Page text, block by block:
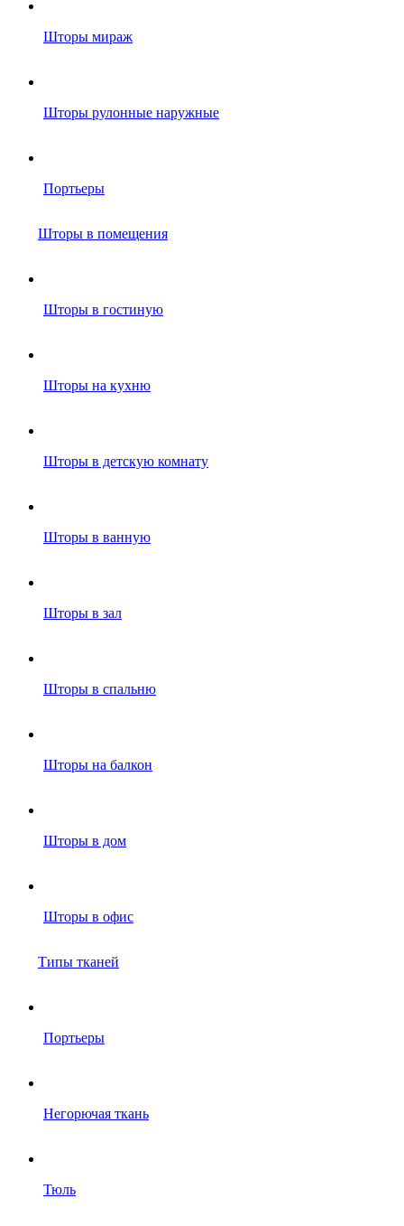
Шторы мираж
Шторы рулонные наружные
Портьеры
Шторы в помещения
Шторы в гостиную
Шторы на кухню
Шторы в детскую комнату
Шторы в ванную
Шторы в зал
Шторы в спальню
Шторы на балкон
Шторы в дом
Шторы в офис
Типы тканей
Портьеры
Негорючая ткань
Тюль